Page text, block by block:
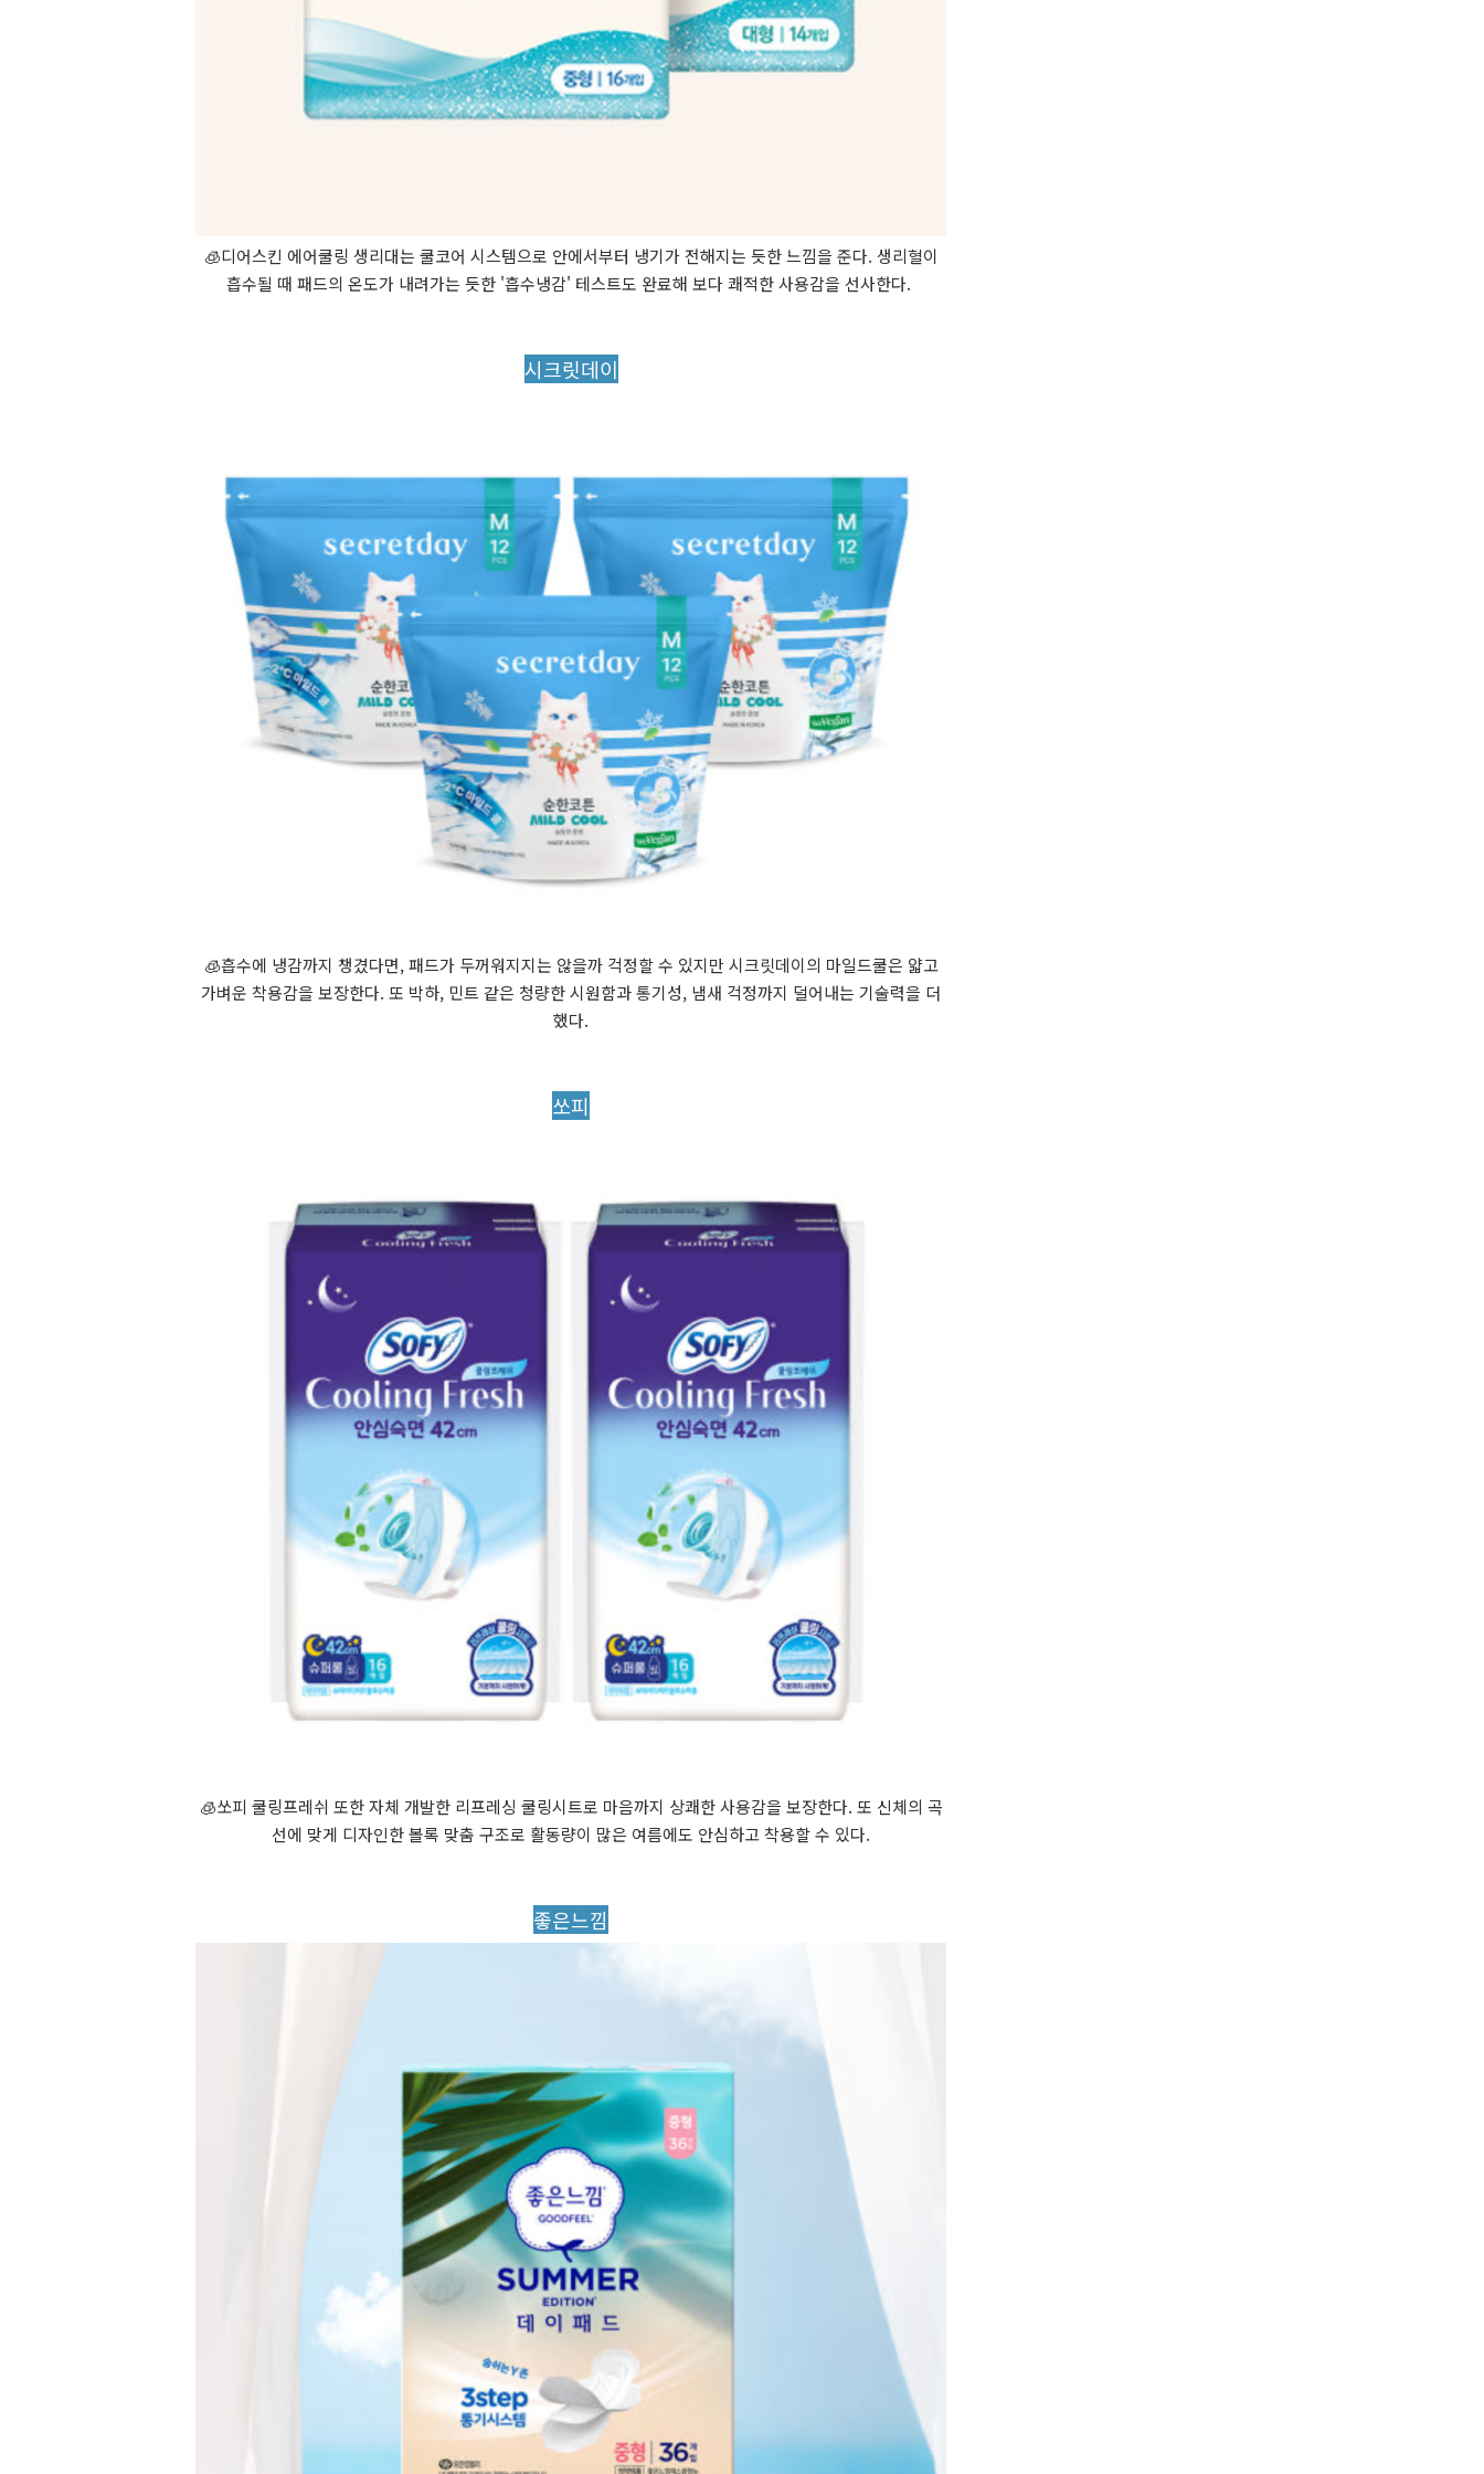
🧊디어스킨 에어쿨링 생리대는 쿨코어 시스템으로 안에서부터 냉기가 전해지는 듯한 느낌을 준다. 생리혈이
흡수될 때 패드의 온도가 내려가는 듯한 '흡수냉감' 테스트도 완료해 보다 쾌적한 사용감을 선사한다.
시크릿데이
🧊흡수에 냉감까지 챙겼다면, 패드가 두꺼워지지는 않을까 걱정할 수 있지만 시크릿데이의 마일드쿨은 얇고
가벼운 착용감을 보장한다. 또 박하, 민트 같은 청량한 시원함과 통기성, 냄새 걱정까지 덜어내는 기술력을 더
했다.
쏘피
🧊쏘피 쿨링프레쉬 또한 자체 개발한 리프레싱 쿨링시트로 마음까지 상쾌한 사용감을 보장한다. 또 신체의 곡
선에 맞게 디자인한 볼록 맞춤 구조로 활동량이 많은 여름에도 안심하고 착용할 수 있다.
좋은느낌